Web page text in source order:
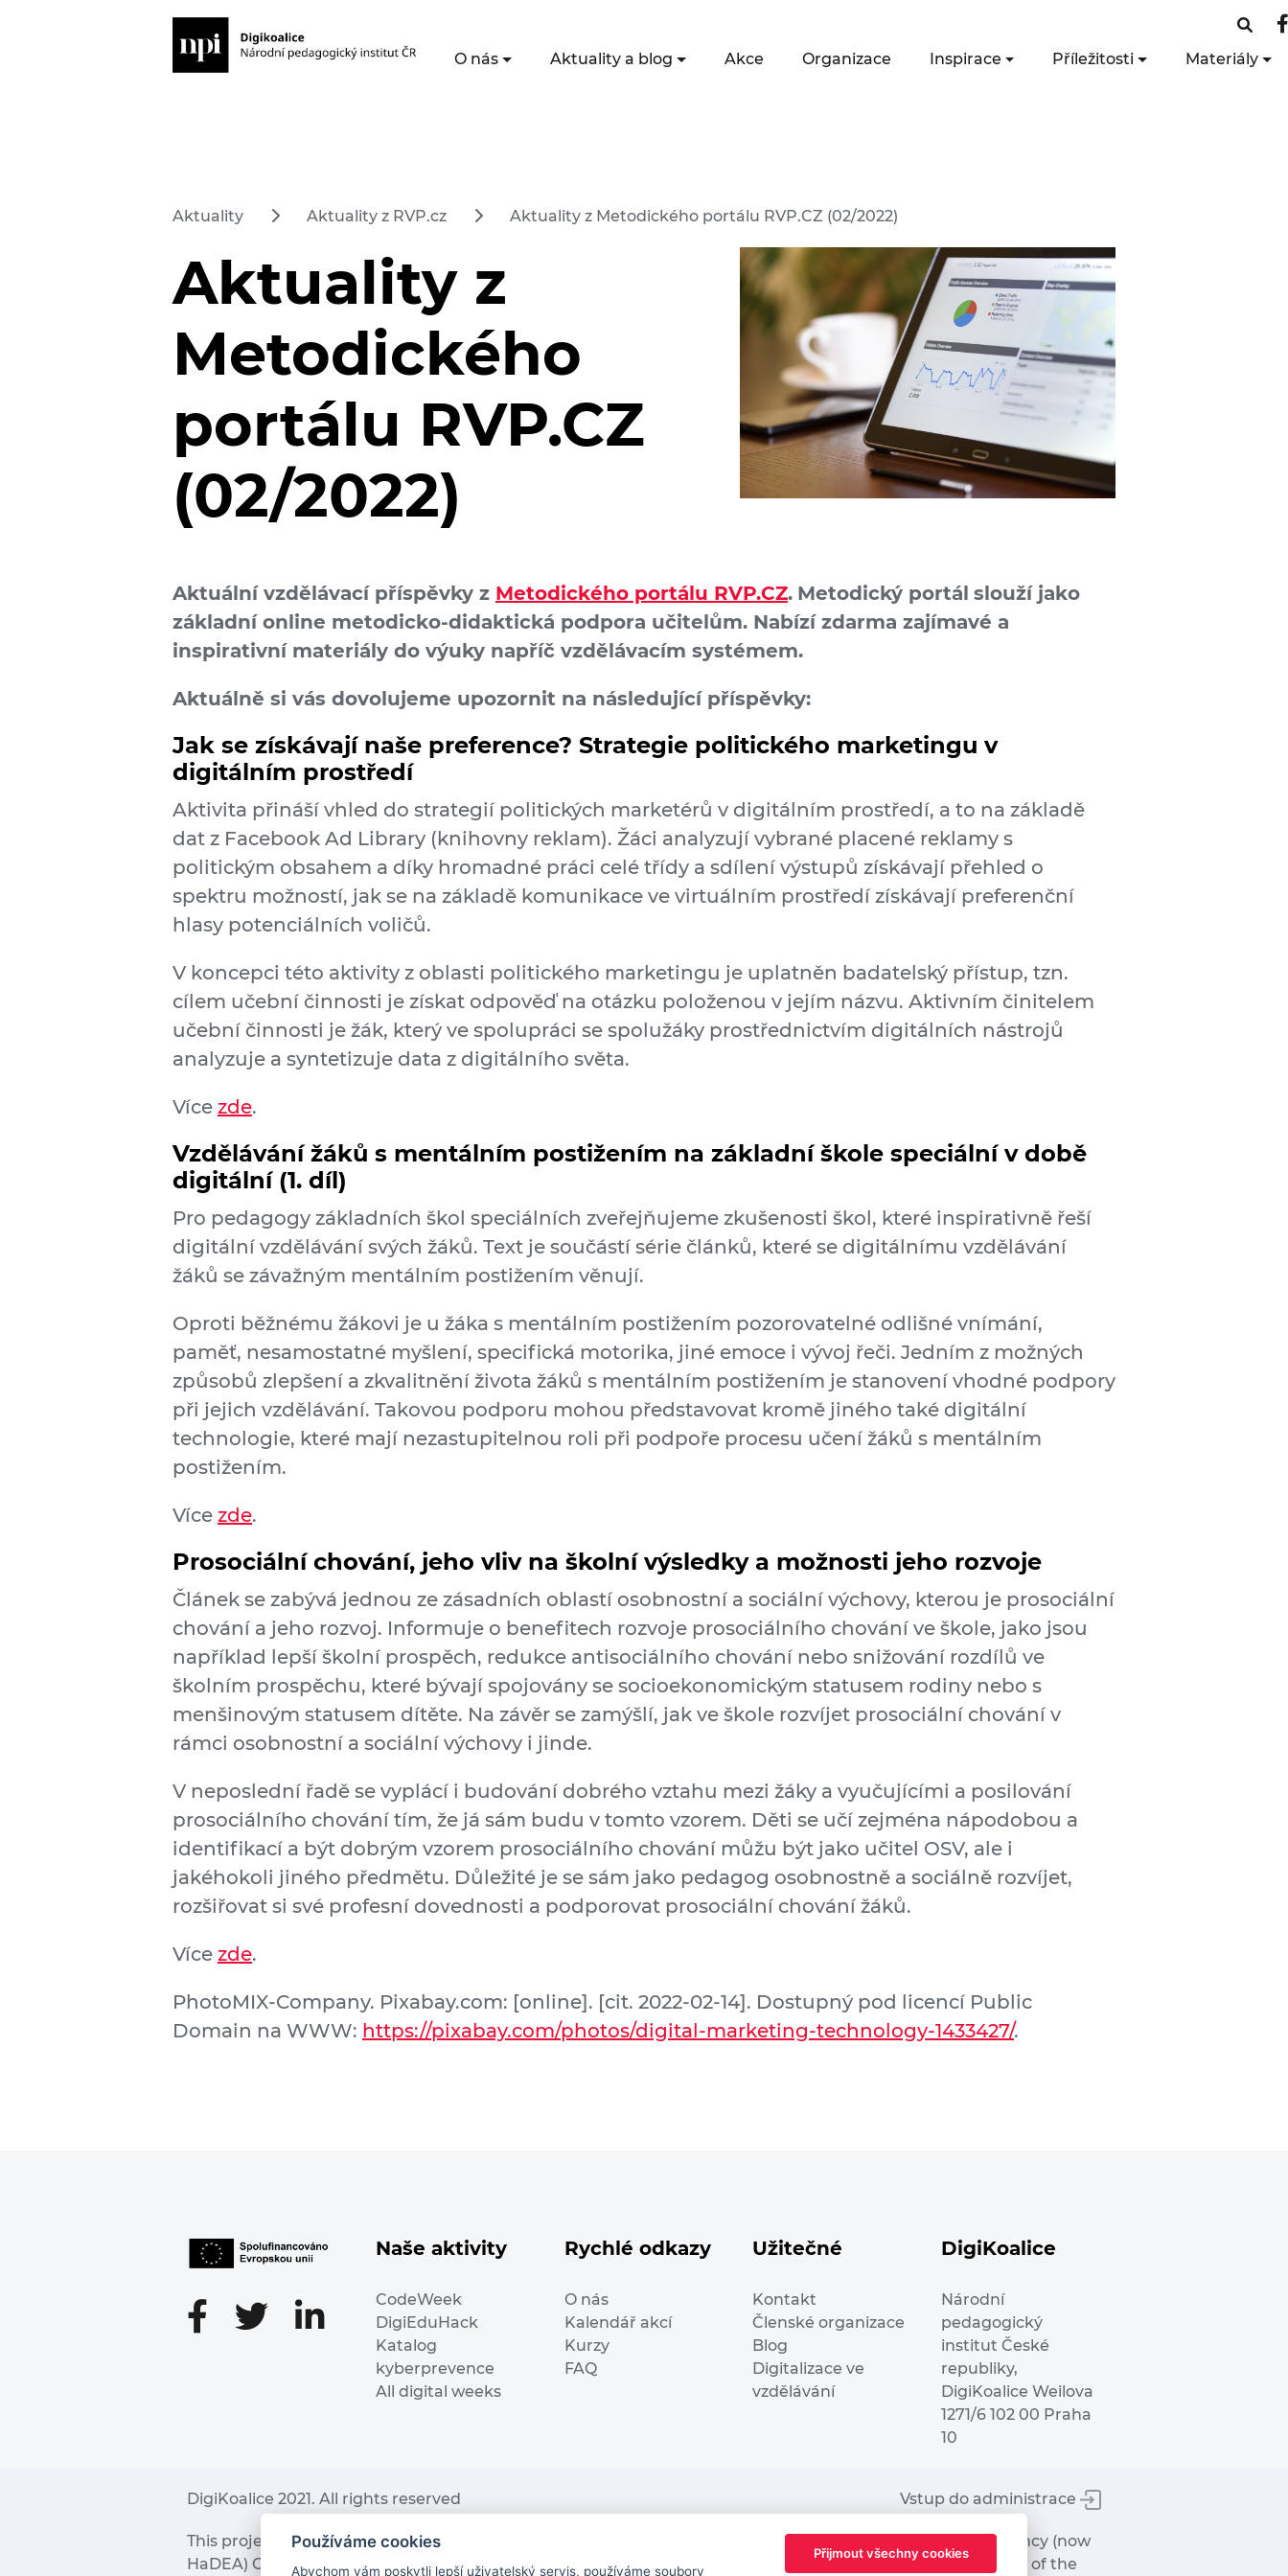
O nás Aktuality a blog Akce Organizace Inspirace Příležitosti Materiály
Aktuality Aktuality z RVP.cz Aktuality z Metodického portálu RVP.CZ (02/2022)
Aktuality z
Metodického
portálu RVP.CZ
(02/2022)
Aktuální vzdělávací příspěvky z Metodického portálu RVP.CZ. Metodický portál slouží jako
základní online metodicko-didaktická podpora učitelům. Nabízí zdarma zajímavé a
inspirativní materiály do výuky napříč vzdělávacím systémem.
Aktuálně si vás dovolujeme upozornit na následující příspěvky:
Jak se získávají naše preference? Strategie politického marketingu v
digitálním prostředí
Aktivita přináší vhled do strategií politických marketérů v digitálním prostředí, a to na základě
dat z Facebook Ad Library (knihovny reklam). Žáci analyzují vybrané placené reklamy s
politickým obsahem a díky hromadné práci celé třídy a sdílení výstupů získávají přehled o
spektru možností, jak se na základě komunikace ve virtuálním prostředí získávají preferenční
hlasy potenciálních voličů.
V koncepci této aktivity z oblasti politického marketingu je uplatněn badatelský přístup, tzn.
cílem učební činnosti je získat odpověď na otázku položenou v jejím názvu. Aktivním činitelem
učební činnosti je žák, který ve spolupráci se spolužáky prostřednictvím digitálních nástrojů
analyzuje a syntetizuje data z digitálního světa.
Více zde.
Vzdělávání žáků s mentálním postižením na základní škole speciální v době
digitální (1. díl)
Pro pedagogy základních škol speciálních zveřejňujeme zkušenosti škol, které inspirativně řeší
digitální vzdělávání svých žáků. Text je součástí série článků, které se digitálnímu vzdělávání
žáků se závažným mentálním postižením věnují.
Oproti běžnému žákovi je u žáka s mentálním postižením pozorovatelné odlišné vnímání,
paměť, nesamostatné myšlení, specifická motorika, jiné emoce i vývoj řeči. Jedním z možných
způsobů zlepšení a zkvalitnění života žáků s mentálním postižením je stanovení vhodné podpory
při jejich vzdělávání. Takovou podporu mohou představovat kromě jiného také digitální
technologie, které mají nezastupitelnou roli při podpoře procesu učení žáků s mentálním
postižením.
Více zde.
Prosociální chování, jeho vliv na školní výsledky a možnosti jeho rozvoje
Článek se zabývá jednou ze zásadních oblastí osobnostní a sociální výchovy, kterou je prosociální
chování a jeho rozvoj. Informuje o benefitech rozvoje prosociálního chování ve škole, jako jsou
například lepší školní prospěch, redukce antisociálního chování nebo snižování rozdílů ve
školním prospěchu, které bývají spojovány se socioekonomickým statusem rodiny nebo s
menšinovým statusem dítěte. Na závěr se zamýšlí, jak ve škole rozvíjet prosociální chování v
rámci osobnostní a sociální výchovy i jinde.
V neposlední řadě se vyplácí i budování dobrého vztahu mezi žáky a vyučujícími a posilování
prosociálního chování tím, že já sám budu v tomto vzorem. Děti se učí zejména nápodobou a
identifikací a být dobrým vzorem prosociálního chování můžu být jako učitel OSV, ale i
jakéhokoli jiného předmětu. Důležité je se sám jako pedagog osobnostně a sociálně rozvíjet,
rozšiřovat si své profesní dovednosti a podporovat prosociální chování žáků.
Více zde.
PhotoMIX-Company. Pixabay.com: [online]. [cit. 2022-02-14]. Dostupný pod licencí Public
Domain na WWW: https://pixabay.com/photos/digital-marketing-technology-1433427/.
Naše aktivity
CodeWeek
DigiEduHack
Katalog
kyberprevence
All digital weeks
Rychlé odkazy
O nás
Kalendář akcí
Kurzy
FAQ
Užitečné
Kontakt
Členské organizace
Blog
Digitalizace ve
vzdělávání
DigiKoalice
Národní
pedagogický
institut České
republiky,
DigiKoalice Weilova
1271/6 102 00 Praha
10
DigiKoalice 2021. All rights reserved Vstup do administrace
This project has received funding from the European Commission Innovation and Networks Executive Agency (now
HaDEA) CEF TELECOM Calls 2019. This website reflects only the author’s view. It does not represent the view of the
Používáme cookies
Abychom vám poskytli lepší uživatelský servis, používáme soubory
Přijmout všechny cookies